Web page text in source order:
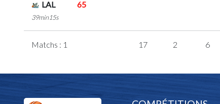
LAL
65
39min15s
Matchs : 1 17 2 6